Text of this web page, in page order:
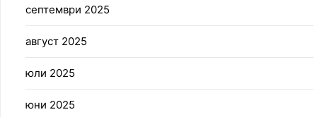
септември 2025
август 2025
юли 2025
юни 2025